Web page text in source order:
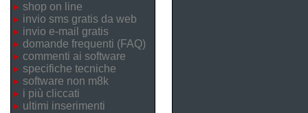
shop on line
invio sms gratis da web
invio e-mail gratis
domande frequenti (FAQ)
commenti ai software
specifiche tecniche
software non m8k
i più cliccati
ultimi inserimenti